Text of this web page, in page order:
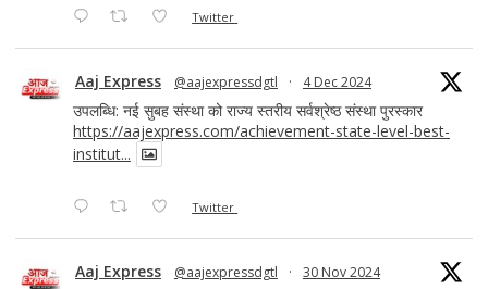
Twitter
Aaj Express @aajexpressdgtl · 4 Dec 2024
उपलब्धि: नई सुबह संस्था को राज्य स्तरीय सर्वश्रेष्ठ संस्था पुरस्कार
https://aajexpress.com/achievement-state-level-best-
institut...
Twitter
Aaj Express @aajexpressdgtl · 30 Nov 2024